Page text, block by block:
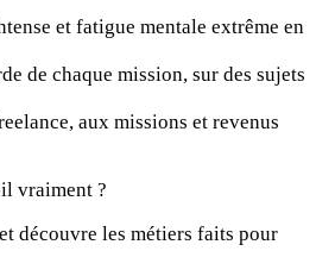
et fatigue mentale extrême en
de chaque mission, sur des sujets
aux missions et revenus
vraiment ?
découvre les métiers faits pour